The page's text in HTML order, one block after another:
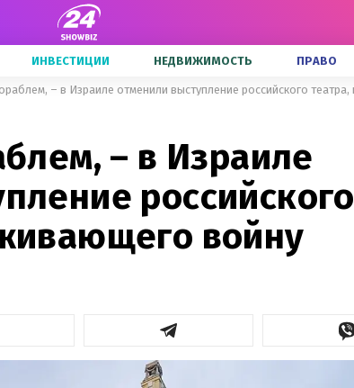
ИНВЕСТИЦИИ НЕДВИЖИМОСТЬ ПРАВО
– в Израиле
российского
войну